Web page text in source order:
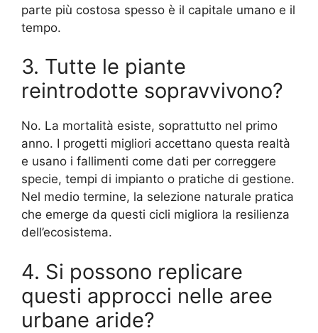
parte più costosa spesso è il capitale umano e il
tempo.
3. Tutte le piante
reintrodotte sopravvivono?
No. La mortalità esiste, soprattutto nel primo
anno. I progetti migliori accettano questa realtà
e usano i fallimenti come dati per correggere
specie, tempi di impianto o pratiche di gestione.
Nel medio termine, la selezione naturale pratica
che emerge da questi cicli migliora la resilienza
dell’ecosistema.
4. Si possono replicare
questi approcci nelle aree
urbane aride?